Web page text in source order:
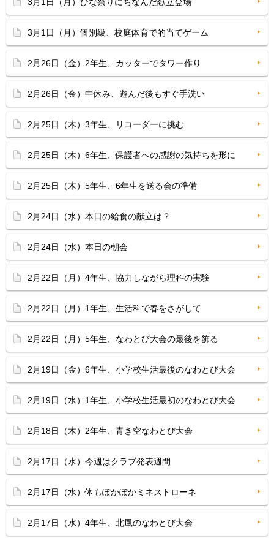
3月1日（月）個別級、校庭体育で的当てゲーム
2月26日（金）2年生、カッターでタワー作り
2月26日（金）中休み、遊んだ後もすぐ手洗い
2月25日（木）3年生、リコーダーに挑む
2月25日（木）6年生、保護者への感謝の気持ちを形に
2月25日（木）5年生、6年生を送る会の準備
2月24日（水）本日の給食の献立は？
2月24日（水）本日の朝会
2月22日（月）4年生、協力しながら理科の実験
2月22日（月）1年生、生活科で春をさがして
2月22日（月）5年生、なわとび大会の最後を飾る
2月19日（金）6年生、小学校生活最後のなわとび大会
2月19日（水）1年生、小学校生活最初のなわとび大会
2月18日（木）2年生、青き空なわとび大会
2月17日（水）今週はクラブ発表週間
2月17日（水）体もぽかぽかミネストローネ
2月17日（水）4年生、北風のなわとび大会